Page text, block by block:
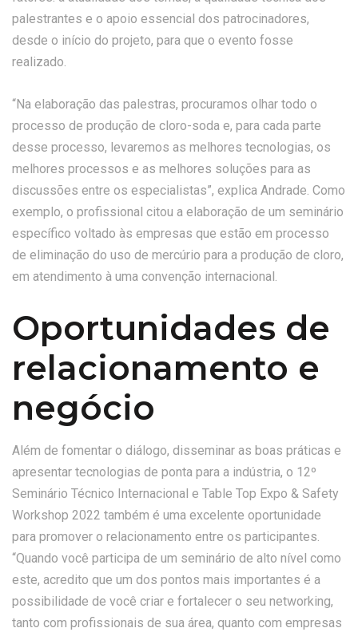
palestrantes e o apoio essencial dos patrocinadores,
desde o início do projeto, para que o evento fosse
realizado.
“Na elaboração das palestras, procuramos olhar todo o
processo de produção de cloro-soda e, para cada parte
desse processo, levaremos as melhores tecnologias, os
melhores processos e as melhores soluções para as
discussões entre os especialistas”, explica Andrade. Como
exemplo, o profissional citou a elaboração de um seminário
específico voltado às empresas que estão em processo
de eliminação do uso de mercúrio para a produção de cloro,
em atendimento à uma convenção internacional.
Oportunidades de
relacionamento e
negócio
Além de fomentar o diálogo, disseminar as boas práticas e
apresentar tecnologias de ponta para a indústria, o 12º
Seminário Técnico Internacional e Table Top Expo & Safety
Workshop 2022 também é uma excelente oportunidade
para promover o relacionamento entre os participantes.
“Quando você participa de um seminário de alto nível como
este, acredito que um dos pontos mais importantes é a
possibilidade de você criar e fortalecer o seu networking,
tanto com profissionais de sua área, quanto com empresas